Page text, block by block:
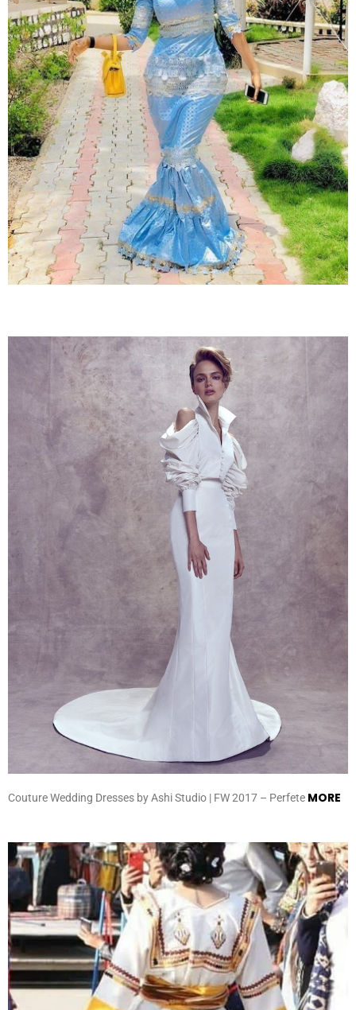
Couture Wedding Dresses by Ashi Studio | FW 2017 – Perfete MORE